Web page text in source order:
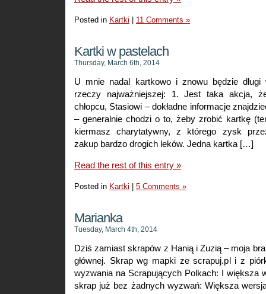
Posted in Kartki 11 Comments »
Kartki w pastelach
Thursday, March 6th, 2014
U mnie nadal kartkowo i znowu będzie
rzeczy najważniejszej: 1. Jest taka akcja,
chłopcu, Stasiowi – dokładne informacje
– generalnie chodzi o to, żeby zrobić kartkę
kiermasz charytatywny, z którego zysk
zakup bardzo drogich leków. Jedna kartka […]
Read the rest of this entry »
Posted in Kartki 5 Comments »
Marianka
Tuesday, March 4th, 2014
Dziś zamiast skrapów z Hanią i Zuzią – moja
głównej. Skrap wg mapki ze scrapuj.pl i z
wyzwania na Scrapujących Polkach: I większa
skrap już bez żadnych wyzwań: Większa